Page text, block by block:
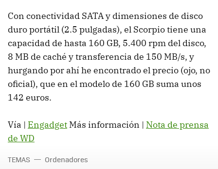
Con conectividad SATA y dimensiones de disco
duro portátil (2.5 pulgadas), el Scorpio tiene una
capacidad de hasta 160 GB, 5.400 rpm del disco,
8 MB de caché y transferencia de 150 MB/s, y
hurgando por ahí he encontrado el precio (ojo, no
oficial), que en el modelo de 160 GB suma unos
142 euros.
Vía | Engadget Más información | Nota de prensa
de WD
TEMAS Ordenadores